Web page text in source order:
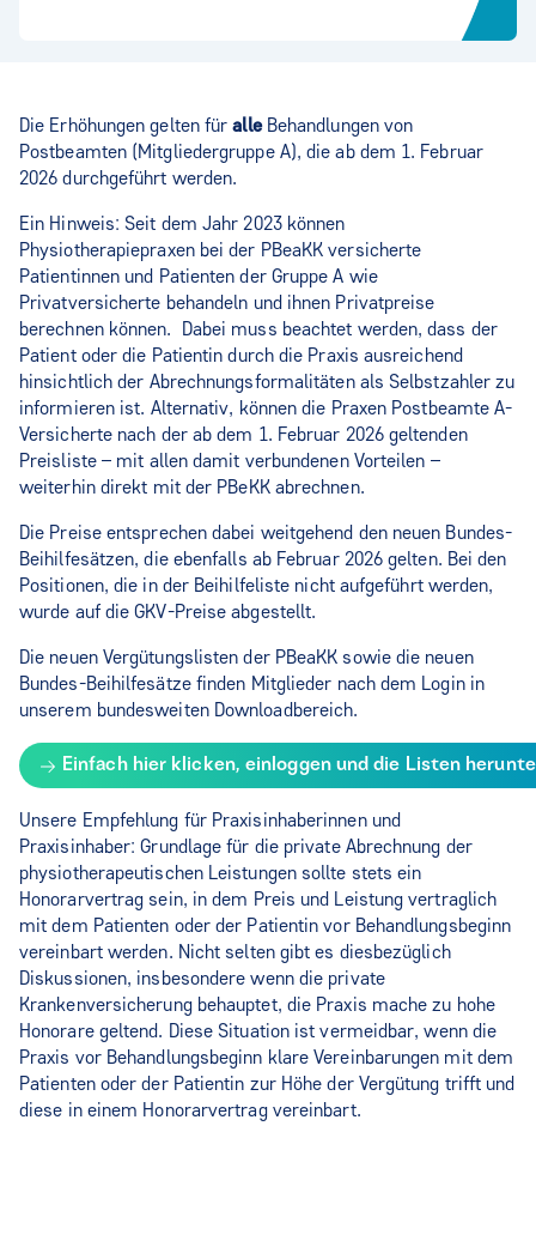
Die Erhöhungen gelten füralle Behandlungen von
Postbeamten (Mitgliedergruppe A), die ab dem 1. Februar
2026 durchgeführt werden.
Ein Hinweis: Seit dem Jahr 2023 können
Physiotherapiepraxen bei der PBeaKK versicherte
Patientinnen und Patienten der Gruppe A wie
Privatversicherte behandeln und ihnen Privatpreise
berechnen können. Dabei muss beachtet werden, dass der
Patient oder die Patientin durch die Praxis ausreichend
hinsichtlich der Abrechnungsformalitäten als Selbstzahler zu
informieren ist. Alternativ, können die Praxen Postbeamte A-
Versicherte nach der ab dem 1. Februar 2026 geltenden
Preisliste – mit allen damit verbundenen Vorteilen –
weiterhin direkt mit der PBeKK abrechnen.
Die Preise entsprechen dabei weitgehend den neuen Bundes-
Beihilfesätzen, die ebenfalls ab Februar 2026 gelten. Bei den
Positionen, die in der Beihilfeliste nicht aufgeführt werden,
wurde auf die GKV-Preise abgestellt.
Die neuen Vergütungslisten der PBeaKK sowie die neuen
Bundes-Beihilfesätze finden Mitglieder nach dem Login in
unserem bundesweiten Downloadbereich.
Einfach hier klicken, einloggen und die Listen
Unsere Empfehlung für Praxisinhaberinnen und
Praxisinhaber: Grundlage für die private Abrechnung der
physiotherapeutischen Leistungen sollte stets ein
Honorarvertrag sein, in dem Preis und Leistung vertraglich
mit dem Patienten oder der Patientin vor Behandlungsbeginn
vereinbart werden. Nicht selten gibt es diesbezüglich
Diskussionen, insbesondere wenn die private
Krankenversicherung behauptet, die Praxis mache zu hohe
Honorare geltend. Diese Situation ist vermeidbar, wenn die
Praxis vor Behandlungsbeginn klare Vereinbarungen mit dem
Patienten oder der Patientin zur Höhe der Vergütung trifft und
diese in einem Honorarvertrag vereinbart.